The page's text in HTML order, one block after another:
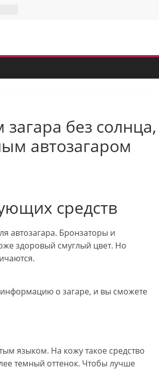
без солнца,
автозагаром
средств
автозагара. Бронзаторы и
здоровый смуглый цвет. Но
информацию о загаре, и вы сможете
языком. На кожу такое средство
темный оттенок. Чтобы лучше